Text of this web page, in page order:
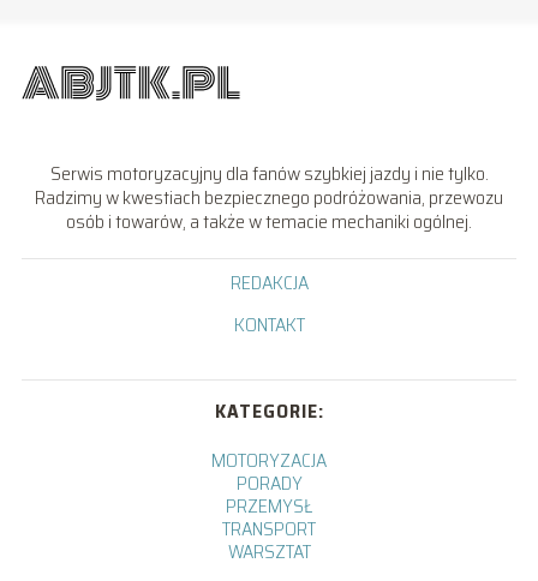
Serwis motoryzacyjny dla fanów szybkiej jazdy i nie tylko.
Radzimy w kwestiach bezpiecznego podróżowania, przewozu
osób i towarów, a także w temacie mechaniki ogólnej.
REDAKCJA
KONTAKT
KATEGORIE:
MOTORYZACJA
PORADY
PRZEMYSŁ
TRANSPORT
WARSZTAT